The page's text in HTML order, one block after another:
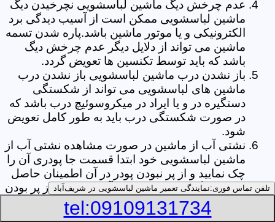
عدم چرخش دیگ ماشین لباسشویی نچرخیدن دیگ
ماشین لباسشویی ممکن است از آسیب دیدگی برد
الکترونیکی و یا موتور ماشین باشد.پاره شدن تسمه
ماشین می تواند از دلایل دیگر عدم چرخش دیگ
باشد که باید توسط تکنسین ها تعویض گردد.
باز نشدن درب ماشین لباسشویی باز نشدن درب
ماشین های لباسشویی می تواند از شکستگی
دستگیره در و یا ایراد در میکروسوئیچ درب باشد که
در صورت شکستگی درب باید به طور کامل تعویض
شود.
نشتی آب از ماشین در صورت مشاهده نشتی آب از
ماشین لباسشویی خود ابتدا قسمت جا پودری آن را
چک نمایید و از پر نبودن پودر در آن اطمینان حاصل
کنید.زیرا گاهی اوقات نشتی آب می تواند از پر بودن
بیش از حد جا پودری از پودر باشد.از دیگر علل ها
می توان به پارگی لاستیک دور درب ماشین شلنگ
تلفن تماس فوری:نمایندگی تعمیر ماشین لباسشویی در شریف‌آباد
tel:09109131734